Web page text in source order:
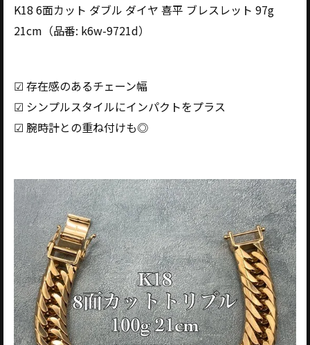
K18 6面カット ダブル ダイヤ 喜平 ブレスレット 97g
21cm（品番: k6w-9721d）
☑ 存在感のあるチェーン幅
☑ シンプルスタイルにインパクトをプラス
☑ 腕時計との重ね付けも◎